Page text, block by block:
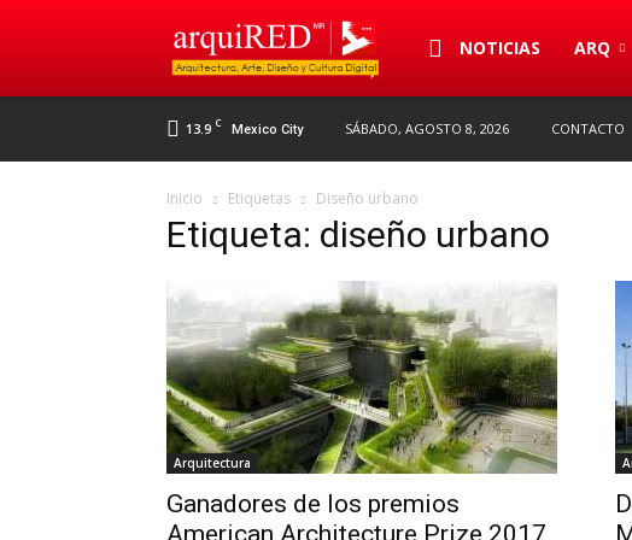
arquiREDNOTICIAS ARQ
13.9 C Mexico City SÁBADO, AGOSTO 8, 2026 CONTACTO
Inicio Etiquetas Diseño urbano
Etiqueta: diseño urbano
Arquitectura
Ganadores de los premios
American Architecture Prize 2017